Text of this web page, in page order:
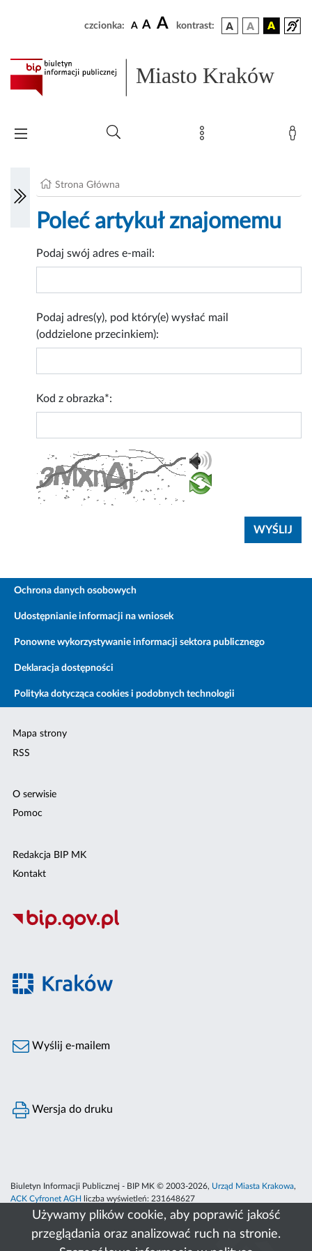
Używamy plików cookie, aby poprawić jakość
przeglądania oraz analizować ruch na stronie.
czcionka: A A A kontrast:
Miasto Kraków
Strona Główna
Poleć artykuł znajomemu
Podaj swój adres e-mail:
Podaj adres(y), pod który(e) wysłać mail
(oddzielone przecinkiem):
Kod z obrazka*:
Ochrona danych osobowych
Udostępnianie informacji na wniosek
Ponowne wykorzystywanie informacji sektora publicznego
Deklaracja dostępności
Polityka dotycząca cookies i podobnych technologii
Mapa strony
RSS
O serwisie
Pomoc
Redakcja BIP MK
Kontakt
Wyślij e-mailem
Wersja do druku
Biuletyn Informacji Publicznej - BIP MK © 2003-2026, Urząd Miasta Krakowa,
ACK Cyfronet AGH
liczba wyświetleń: 231648627